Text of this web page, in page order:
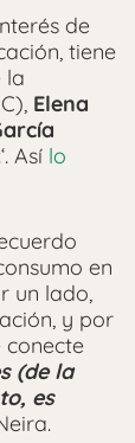
de
tiene
la
Elena
‘. Así lo
en
un lado,
y por
conecte
(de la
es